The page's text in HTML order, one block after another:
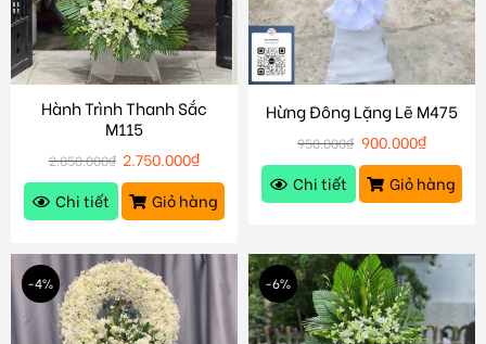
Hành Trình Thanh Sắc
M115
2.850.000₫ 2.750.000₫
Chi tiết
Giỏ hàng
Hừng Đông Lặng Lẽ M475
950.000₫ 900.000₫
Chi tiết
Giỏ hàng
-4% -6%